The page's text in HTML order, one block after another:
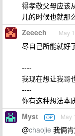
得孝敬父母应该
儿的时候也就那
Zeeech May
尽自己所能就好
----
我现在想让我哥
----
你有这种想法本
Myst OP May
@chaojie 我俩